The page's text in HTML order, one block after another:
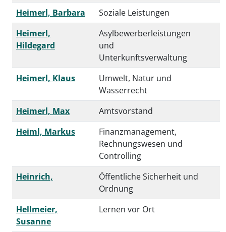
Heimerl, Barbara
Soziale Leistungen
Heimerl,
Hildegard
Asylbewerberleistungen
und
Unterkunftsverwaltung
Heimerl, Klaus
Umwelt, Natur und
Wasserrecht
Heimerl, Max
Amtsvorstand
Heiml, Markus
Finanzmanagement,
Rechnungswesen und
Controlling
Heinrich,
Öffentliche Sicherheit und
Ordnung
Hellmeier,
Susanne
Lernen vor Ort